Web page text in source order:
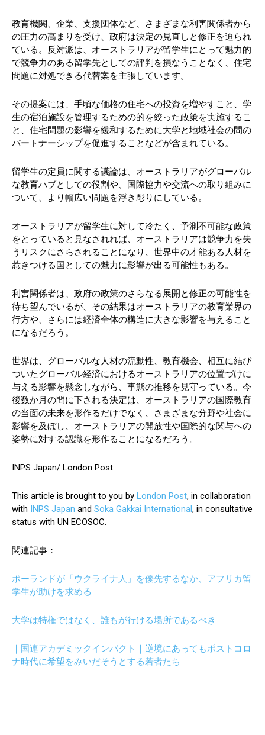
教育機関、企業、支援団体など、さまざまな利害関係者から
の圧力の高まりを受け、政府は決定の見直しと修正を迫られ
ている。反対派は、オーストラリアが留学生にとって魅力的
で競争力のある留学先としての評判を損なうことなく、住宅
問題に対処できる代替案を主張しています。
その提案には、手頃な価格の住宅への投資を増やすこと、学
生の宿泊施設を管理するための的を絞った政策を実施するこ
と、住宅問題の影響を緩和するために大学と地域社会の間の
パートナーシップを促進することなどが含まれている。
留学生の定員に関する議論は、オーストラリアがグローバル
な教育ハブとしての役割や、国際協力や交流への取り組みに
ついて、より幅広い問題を浮き彫りにしている。
オーストラリアが留学生に対して冷たく、予測不可能な政策
をとっていると見なされれば、オーストラリアは競争力を失
うリスクにさらされることになり、世界中の才能ある人材を
惹きつける国としての魅力に影響が出る可能性もある。
利害関係者は、政府の政策のさらなる展開と修正の可能性を
待ち望んでいるが、その結果はオーストラリアの教育業界の
行方や、さらには経済全体の構造に大きな影響を与えること
になるだろう。
世界は、グローバルな人材の流動性、教育機会、相互に結び
ついたグローバル経済におけるオーストラリアの位置づけに
与える影響を懸念しながら、事態の推移を見守っている。今
後数か月の間に下される決定は、オーストラリアの国際教育
の当面の未来を形作るだけでなく、さまざまな分野や社会に
影響を及ぼし、オーストラリアの開放性や国際的な関与への
姿勢に対する認識を形作ることになるだろう。
INPS Japan/ London Post
This article is brought to you by London Post, in collaboration
with INPS Japan and Soka Gakkai International, in consultative
status with UN ECOSOC.
関連記事：
ポーランドが「ウクライナ人」を優先するなか、アフリカ留
学生が助けを求める
大学は特権ではなく、誰もが行ける場所であるべき
｜国連アカデミックインパクト｜逆境にあってもポストコロ
ナ時代に希望をみいだそうとする若者たち